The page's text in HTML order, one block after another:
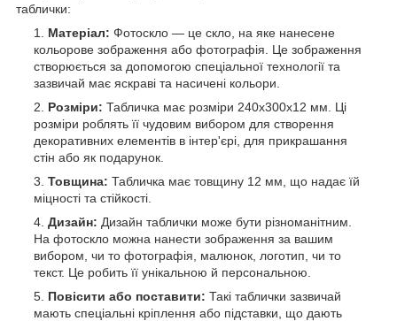
таблички:
Матеріал: Фотоскло — це скло, на яке нанесене
кольорове зображення або фотографія. Це зображення
створюється за допомогою спеціальної технології та
зазвичай має яскраві та насичені кольори.
Розміри: Табличка має розміри 240х300x12 мм. Ці
розміри роблять її чудовим вибором для створення
декоративних елементів в інтер'єрі, для прикрашання
стін або як подарунок.
Товщина: Табличка має товщину 12 мм, що надає їй
міцності та стійкості.
Дизайн: Дизайн таблички може бути різноманітним.
На фотоскло можна нанести зображення за вашим
вибором, чи то фотографія, малюнок, логотип, чи то
текст. Це робить її унікальною й персональною.
Повісити або поставити: Такі таблички зазвичай
мають спеціальні кріплення або підставки, що дають